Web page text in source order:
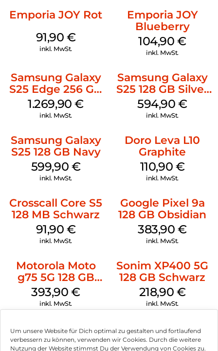
Um unsere Website für Dich optimal zu gestalten und fortlaufend
verbessern zu können, verwenden wir Cookies. Durch die weitere
Nutzung der Website stimmst Du der Verwendung von Cookies zu.
Emporia JOY Rot
91,90 €
inkl. MwSt.
Emporia JOY
Blueberry
104,90€
inkl. MwSt.
Samsung Galaxy
S25 Edge 256 GB
Titanium Silver
1.269,90€
inkl. MwSt.
Samsung Galaxy
S25 128 GB Silver
Shadow
594,90€
inkl. MwSt.
Samsung Galaxy
S25 128 GB Navy
599,90 €
inkl. MwSt.
Doro Leva L10
Graphite
110,90 €
inkl. MwSt.
Crosscall Core S5
128 MB Schwarz
91,90 €
inkl. MwSt.
Google Pixel 9a
128 GB Obsidian
383,90€
inkl. MwSt.
Motorola Moto
g75 5G 128 GB
Charcoal Gray
393,90€
inkl. MwSt.
Sonim XP400 5G
128 GB Schwarz
218,90 €
inkl. MwSt.